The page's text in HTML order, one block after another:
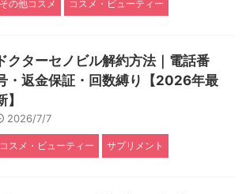
その他コスメ コスメ・ビューティー
ドクターセノビル解約方法｜電話番
・返金保証・回数縛り【2026年最
】
2026/7/7
コスメ・ビューティー サプリメント